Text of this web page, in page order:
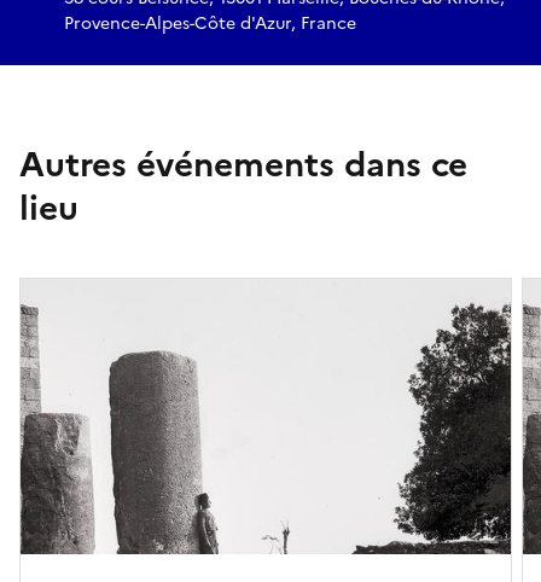
Provence-Alpes-Côte d'Azur, France
Autres événements dans ce
lieu